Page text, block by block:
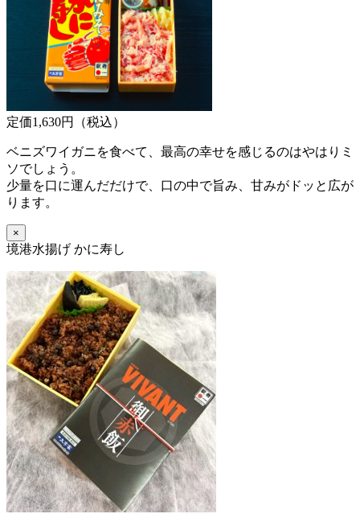
定価1,630円（税込）
ベニズワイガニを食べて、最高の幸せを感じるのはやはりミ
ソでしょう。
少量を口に運んだだけで、口の中で旨み、甘みがドッと広が
ります。
×
境港水揚げ かに寿し